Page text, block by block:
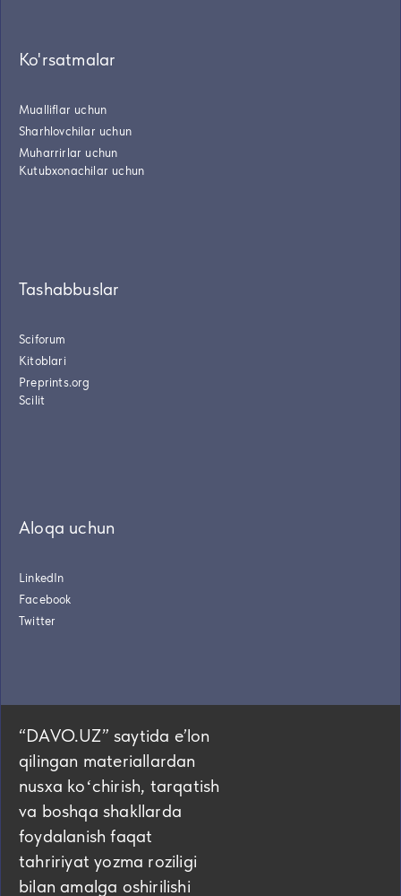
Ko'rsatmalar
Mualliflar uchun
Sharhlovchilar uchun
Muharrirlar uchun
Kutubxonachilar uchun
Tashabbuslar
Sciforum
Kitoblari
Preprints.org
Scilit
Aloqa uchun
LinkedIn
Facebook
Twitter
“DAVO.UZ” saytida eʼlon
qilingan materiallardan
nusxa koʻchirish, tarqatish
va boshqa shakllarda
foydalanish faqat
tahririyat yozma roziligi
bilan amalga oshirilishi